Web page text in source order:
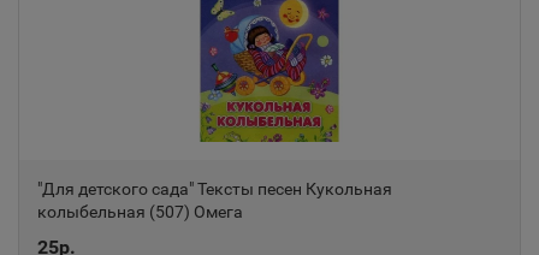
"Для детского сада" Тексты песен Кукольная
колыбельная (507) Омега
25р.